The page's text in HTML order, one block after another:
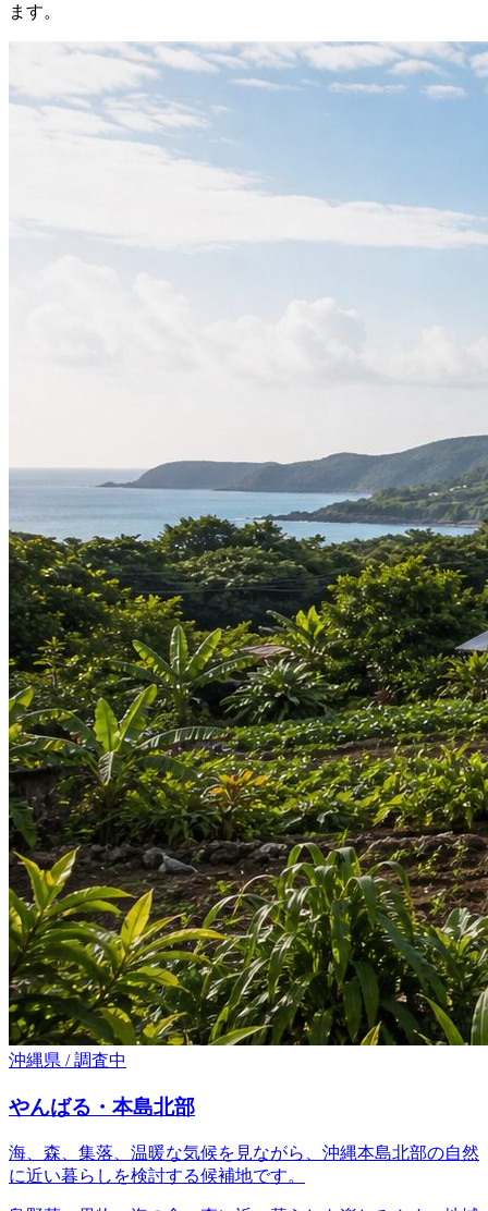
ます。
沖縄県 / 調査中
やんばる・本島北部
海、森、集落、温暖な気候を見ながら、沖縄本島北部の自然
に近い暮らしを検討する候補地です。